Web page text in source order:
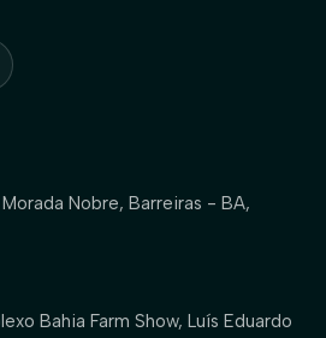
Nobre, Barreiras - BA,
Bahia Farm Show, Luís Eduardo